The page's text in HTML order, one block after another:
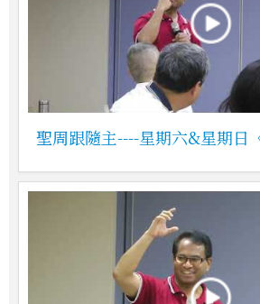
聖周跟隨主----星期六&星期日